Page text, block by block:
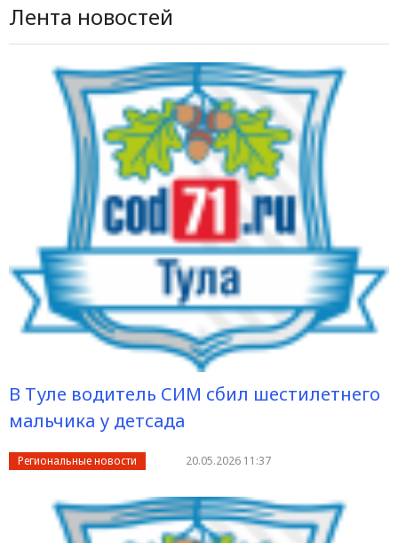
Лента новостей
В Туле водитель СИМ сбил шестилетнего
мальчика у детсада
Региональные новости 20.05.2026 11:37